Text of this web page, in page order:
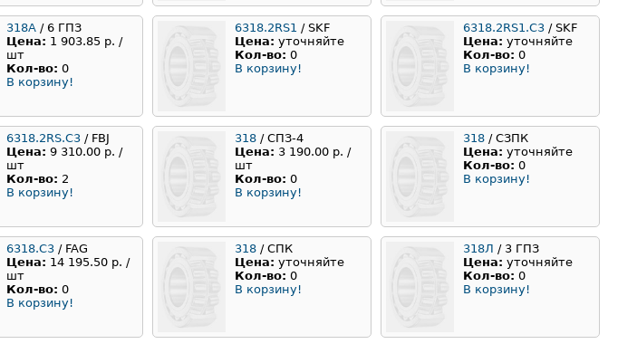
318A / 6 ГПЗ
Цена: 1 903.85 р. /
шт
Кол-во: 0
В корзину!
6318.2RS1 / SKF
Цена: уточняйте
Кол-во: 0
В корзину!
6318.2RS1.C3 / SKF
Цена: уточняйте
Кол-во: 0
В корзину!
6318.2RS.C3 / FBJ
Цена: 9 310.00 р. /
шт
Кол-во: 2
В корзину!
318 / СПЗ-4
Цена: 3 190.00 р. /
шт
Кол-во: 0
В корзину!
318 / СЗПК
Цена: уточняйте
Кол-во: 0
В корзину!
6318.С3 / FAG
Цена: 14 195.50 р. /
шт
Кол-во: 0
В корзину!
318 / СПК
Цена: уточняйте
Кол-во: 0
В корзину!
318Л / 3 ГПЗ
Цена: уточняйте
Кол-во: 0
В корзину!